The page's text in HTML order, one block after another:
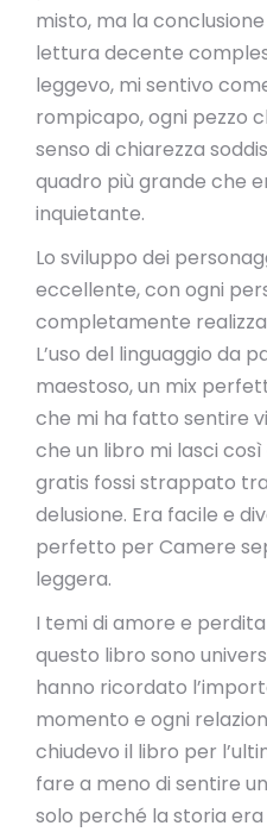
misto, ma la
lettura decente
leggevo, mi sentivo
rompicapo, ogni pezzo
senso di chiarezza
quadro più grande che
inquietante.
Lo sviluppo dei
eccellente, con ogni
completamente
L’uso del linguaggio da
maestoso, un mix
che mi ha fatto sentire
che un libro mi lasci
gratis fossi strappato
delusione. Era facile e
perfetto per Camere
leggera.
I temi di amore e
questo libro sono
hanno ricordato
momento e ogni
chiudevo il libro per
fare a meno di sentire
solo perché la storia